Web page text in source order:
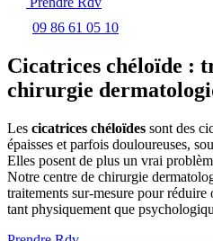
09 86 61 05 10
Cicatrices chéloïde :
chirurgie
Les cicatrices chéloïdes sont des
épaisses et parfois douloureuses,
Elles posent de plus un vrai
Notre centre de chirurgie
traitements sur-mesure pour
tant physiquement que